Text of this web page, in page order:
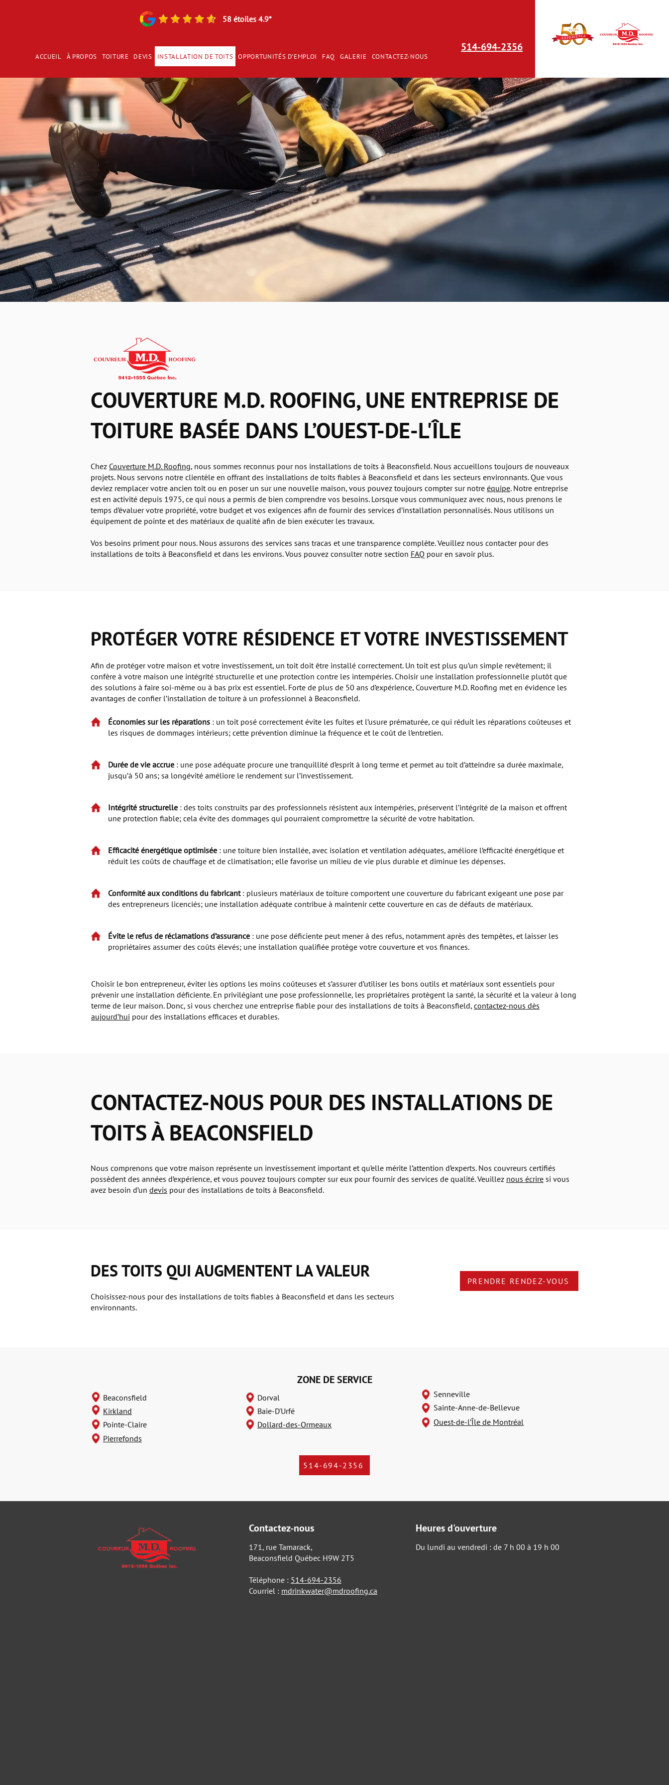
58 étoiles 4.9*
ACCUEIL À PROPOS TOITURE DEVIS INSTALLATION DE TOITS OPPORTUNITÉS D’EMPLOI FAQ GALERIE CONTACTEZ-NOUS
514-694-2356
COUVERTURE M.D. ROOFING, UNE ENTREPRISE DE
TOITURE BASÉE DANS L’OUEST-DE-L'ÎLE
Chez Couverture M.D. Roofing, nous sommes reconnus pour nos installations de toits à Beaconsfield. Nous accueillons toujours de nouveaux
projets. Nous servons notre clientèle en offrant des installations de toits fiables à Beaconsfield et dans les secteurs environnants. Que vous
deviez remplacer votre ancien toit ou en poser un sur une nouvelle maison, vous pouvez toujours compter sur notre équipe. Notre entreprise
est en activité depuis 1975, ce qui nous a permis de bien comprendre vos besoins. Lorsque vous communiquez avec nous, nous prenons le
temps d’évaluer votre propriété, votre budget et vos exigences afin de fournir des services d’installation personnalisés. Nous utilisons un
équipement de pointe et des matériaux de qualité afin de bien exécuter les travaux.
Vos besoins priment pour nous. Nous assurons des services sans tracas et une transparence complète. Veuillez nous contacter pour des
installations de toits à Beaconsfield et dans les environs. Vous pouvez consulter notre section FAQ pour en savoir plus.
PROTÉGER VOTRE RÉSIDENCE ET VOTRE INVESTISSEMENT
Afin de protéger votre maison et votre investissement, un toit doit être installé correctement. Un toit est plus qu’un simple revêtement; il
confère à votre maison une intégrité structurelle et une protection contre les intempéries. Choisir une installation professionnelle plutôt que
des solutions à faire soi-même ou à bas prix est essentiel. Forte de plus de 50 ans d’expérience, Couverture M.D. Roofing met en évidence les
avantages de confier l’installation de toiture à un professionnel à Beaconsfield.
Économies sur les réparations : un toit posé correctement évite les fuites et l’usure prématurée, ce qui réduit les réparations coûteuses et
les risques de dommages intérieurs; cette prévention diminue la fréquence et le coût de l’entretien.
Durée de vie accrue : une pose adéquate procure une tranquillité d’esprit à long terme et permet au toit d’atteindre sa durée maximale,
jusqu’à 50 ans; sa longévité améliore le rendement sur l’investissement.
Intégrité structurelle : des toits construits par des professionnels résistent aux intempéries, préservent l’intégrité de la maison et offrent
une protection fiable; cela évite des dommages qui pourraient compromettre la sécurité de votre habitation.
Efficacité énergétique optimisée : une toiture bien installée, avec isolation et ventilation adéquates, améliore l’efficacité énergétique et
réduit les coûts de chauffage et de climatisation; elle favorise un milieu de vie plus durable et diminue les dépenses.
Conformité aux conditions du fabricant: plusieurs matériaux de toiture comportent une couverture du fabricant exigeant une pose par
des entrepreneurs licenciés; une installation adéquate contribue à maintenir cette couverture en cas de défauts de matériaux.
Évite le refus de réclamations d’assurance : une pose déficiente peut mener à des refus, notamment après des tempêtes, et laisser les
propriétaires assumer des coûts élevés; une installation qualifiée protège votre couverture et vos finances.
Choisir le bon entrepreneur, éviter les options les moins coûteuses et s’assurer d’utiliser les bons outils et matériaux sont essentiels pour
prévenir une installation déficiente. En privilégiant une pose professionnelle, les propriétaires protègent la santé, la sécurité et la valeur à long
terme de leur maison. Donc, si vous cherchez une entreprise fiable pour des installations de toits à Beaconsfield, contactez-nous dès
aujourd’hui pour des installations efficaces et durables.
CONTACTEZ-NOUS POUR DES INSTALLATIONS DE
TOITS À BEACONSFIELD
Nous comprenons que votre maison représente un investissement important et qu’elle mérite l’attention d’experts. Nos couvreurs certifiés
possèdent des années d’expérience, et vous pouvez toujours compter sur eux pour fournir des services de qualité. Veuillez nous écrire si vous
avez besoin d’un devis pour des installations de toits à Beaconsfield.
DES TOITS QUI AUGMENTENT LA VALEUR
PRENDRE RENDEZ-VOUS
Choisissez-nous pour des installations de toits fiables à Beaconsfield et dans les secteurs
environnants.
ZONE DE SERVICE
Beaconsfield
Kirkland
Pointe-Claire
Pierrefonds
Dorval
Baie-D'Urfé
Dollard-des-Ormeaux
Senneville
Sainte-Anne-de-Bellevue
Ouest-de-l’Île de Montréal
514-694-2356
Contactez-nous
171, rue Tamarack,
Beaconsfield Québec H9W 2T5
Téléphone : 514-694-2356
Courriel : mdrinkwater@mdroofing.ca
Heures d'ouverture
Du lundi au vendredi : de 7 h 00 à 19 h 00